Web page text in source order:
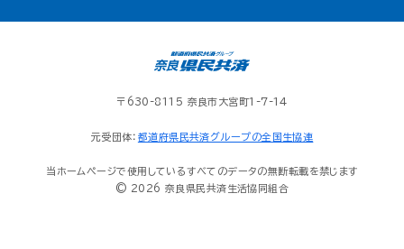
〒630-8115 奈良市大宮町1-7-14
元受団体： 都道府県民共済グループの全国生協連
当ホームページで使用しているすべてのデータの無断転載を禁じます
© 2026 奈良県民共済生活協同組合